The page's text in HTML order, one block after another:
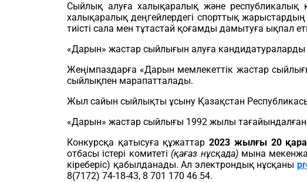
Сыйлық алуға халықаралық және республикалық
халықаралық деңгейлердегі спорттық
тиісті сала мен тұтастай қоғамды дамытуға ықпал
«Дарын» жастар сыйлығын алуға кандидатураларды
Жеңімпаздарға «Дарын мемлекеттік жастар
сыйлықпен марапатталады.
Жыл сайын сыйлықты ұсыну Қазақстан
«Дарын» жастар сыйлығы 1992 жылы
Конкурсқа қатысуға құжаттар2023 жылғы 20
отбасы істері комитеті (қағаз нұсқада)мына
кіреберіс) қабылданады. Ал электрондық нұсқаны
8(7172) 74-18-43, 8 701 170 46 54.